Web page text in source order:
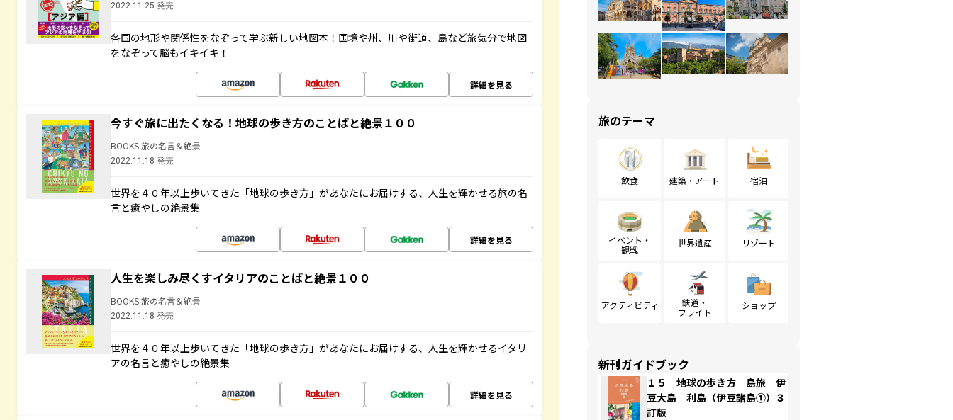
2022.11.25 発売
各国の地形や関係性をなぞって学ぶ新しい地図本！国境や州、川や街道、島など旅気分で地図
をなぞって脳もイキイキ！
詳細を見る
今すぐ旅に出たくなる！地球の歩き方のことばと絶景１００
BOOKS 旅の名言＆絶景
2022.11.18 発売
世界を４０年以上歩いてきた「地球の歩き方」があなたにお届けする、人生を輝かせる旅の名
言と癒やしの絶景集
詳細を見る
人生を楽しみ尽くすイタリアのことばと絶景１００
BOOKS 旅の名言＆絶景
2022.11.18 発売
世界を４０年以上歩いてきた「地球の歩き方」があなたにお届けする、人生を輝かせるイタリ
アの名言と癒やしの絶景集
詳細を見る
旅のテーマ
飲食 建築・アート 宿泊
イベント・
観戦
世界遺産 リゾート
アクティビティ
鉄道・
フライト
ショップ
新刊ガイドブック
１５ 地球の歩き方 島旅 伊
豆大島 利島（伊豆諸島①）３
訂版